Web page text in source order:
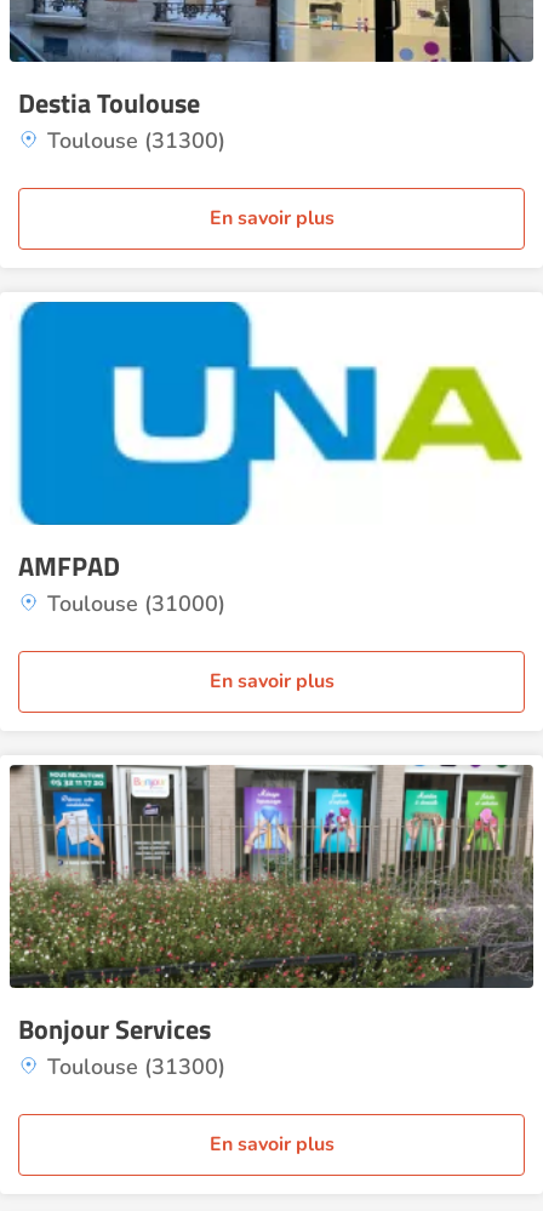
Destia Toulouse
Toulouse (31300)
En savoir plus
AMFPAD
Toulouse (31000)
En savoir plus
Bonjour Services
Toulouse (31300)
En savoir plus